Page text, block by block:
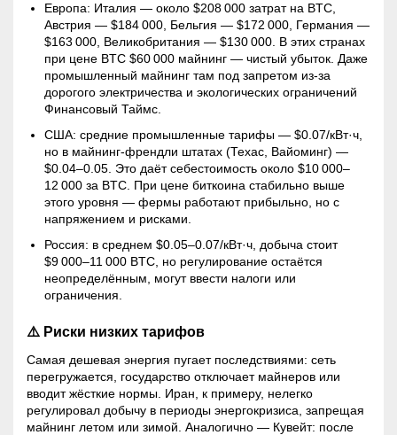
Европа: Италия — около $208 000 затрат на BTC,
Австрия — $184 000, Бельгия — $172 000, Германия —
$163 000, Великобритания — $130 000. В этих странах
при цене BTC $60 000 майнинг — чистый убыток. Даже
промышленный майнинг там под запретом из‑за
дорогого электричества и экологических ограничений
Финансовый Таймс.
США: средние промышленные тарифы — $0.07/кВт·ч,
но в майнинг-френдли штатах (Техас, Вайоминг) —
$0.04–0.05. Это даёт себестоимость около $10 000–
12 000 за BTC. При цене биткоина стабильно выше
этого уровня — фермы работают прибыльно, но с
напряжением и рисками.
Россия: в среднем $0.05–0.07/кВт·ч, добыча стоит
$9 000–11 000 BTC, но регулирование остаётся
неопределённым, могут ввести налоги или
ограничения.
⚠️ Риски низких тарифов
Самая дешевая энергия пугает последствиями: сеть
перегружается, государство отключает майнеров или
вводит жёсткие нормы. Иран, к примеру, нелегко
регулировал добычу в периоды энергокризиса, запрещая
майнинг летом или зимой. Аналогично — Кувейт: после